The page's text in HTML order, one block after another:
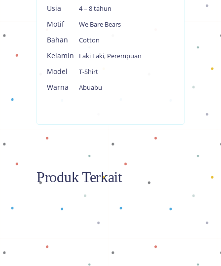
Usia 4 – 8 tahun
Motif We Bare Bears
Bahan Cotton
Kelamin Laki Laki, Perempuan
Model T-Shirt
Warna Abuabu
Produk Terkait